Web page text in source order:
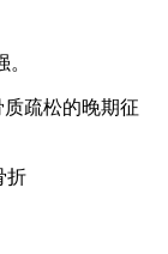
疏松的晚期征
折